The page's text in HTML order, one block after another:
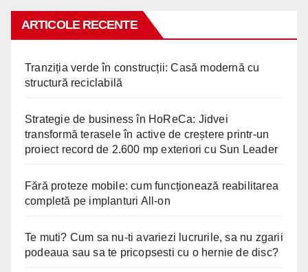
ARTICOLE RECENTE
Tranziția verde în construcții: Casă modernă cu
structură reciclabilă
Strategie de business în HoReCa: Jidvei
transformă terasele în active de creștere printr-un
proiect record de 2.600 mp exteriori cu Sun Leader
Fără proteze mobile: cum funcționează reabilitarea
completă pe implanturi All-on
Te muti? Cum sa nu-ti avariezi lucrurile, sa nu zgarii
podeaua sau sa te pricopsesti cu o hernie de disc?